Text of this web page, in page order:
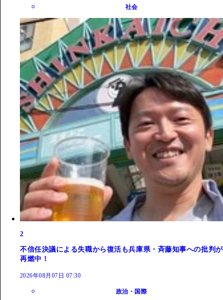
社会
2
不信任決議による失職から復活も兵庫県・斉藤知事への批判が
再燃中！
2026年08月07日 07:30
政治・国際